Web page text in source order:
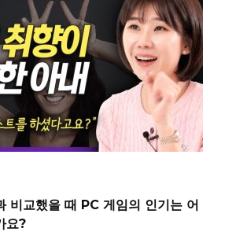
비교했을 때 PC 게임의 인기는 어
요?